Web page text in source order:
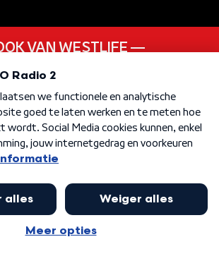
VAN WESTLIFE
Again
LIEDJE UIT DE
00s
KEN JE DEZE NOG
Doctor Love